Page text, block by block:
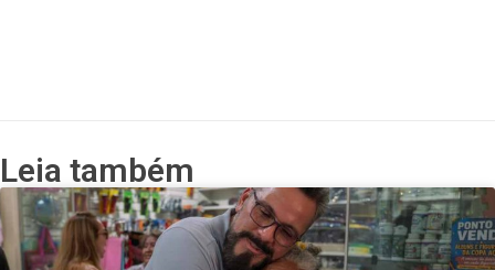
Leia também